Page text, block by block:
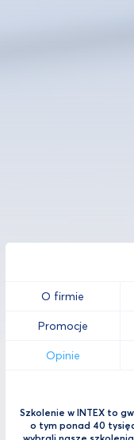
O firmie
Promocje
Opinie
Szkolenie w INTEX to
o tym ponad 40